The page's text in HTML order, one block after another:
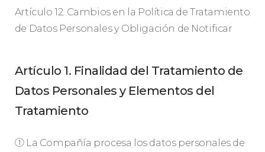
Artículo 12. Cambios en la Política de Tratamiento
de Datos Personales y Obligación de Notificar
Artículo 1. Finalidad del Tratamiento de
Datos Personales y Elementos del
Tratamiento
① La Compañía procesa los datos personales de